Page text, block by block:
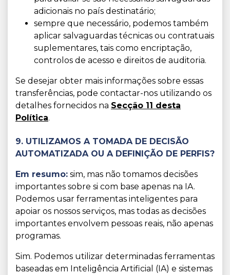
adicionais no país destinatário;
sempre que necessário, podemos também
aplicar salvaguardas técnicas ou contratuais
suplementares, tais como encriptação,
controlos de acesso e direitos de auditoria.
Se desejar obter mais informações sobre essas
transferências, pode contactar-nos utilizando os
detalhes fornecidos na Secção 11 desta
Política.
9. UTILIZAMOS A TOMADA DE DECISÃO
AUTOMATIZADA OU A DEFINIÇÃO DE PERFIS?
Em resumo: sim, mas não tomamos decisões
importantes sobre si com base apenas na IA.
Podemos usar ferramentas inteligentes para
apoiar os nossos serviços, mas todas as decisões
importantes envolvem pessoas reais, não apenas
programas.
Sim. Podemos utilizar determinadas ferramentas
baseadas em Inteligência Artificial (IA) e sistemas